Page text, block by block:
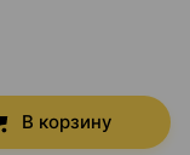
В корзину